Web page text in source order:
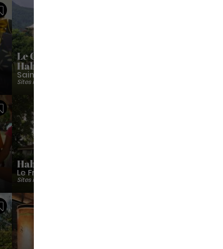
Le Chateau Depaz – «
Habitation La Montagne »
Saint-Pierre
Sites monuments historiques
Habitation Clement
Le François
Sites monuments historiques